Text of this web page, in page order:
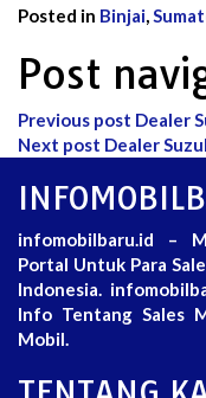
Posted in Binjai,
Post
Previous post Dealer
Next post Dealer
infomobilbaru.id –
Portal Untuk Para
Indonesia.
Info Tentang Sales
Mobil.